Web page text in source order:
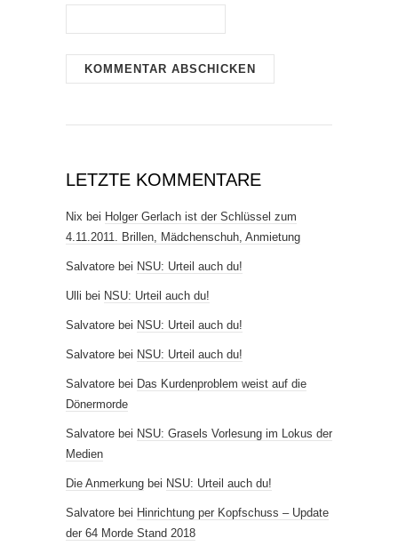
LETZTE KOMMENTARE
Nix bei Holger Gerlach ist der Schlüssel zum
4.11.2011. Brillen, Mädchenschuh, Anmietung
Salvatore bei NSU: Urteil auch du!
Ulli bei NSU: Urteil auch du!
Salvatore bei NSU: Urteil auch du!
Salvatore bei NSU: Urteil auch du!
Salvatore bei Das Kurdenproblem weist auf die
Dönermorde
Salvatore bei NSU: Grasels Vorlesung im Lokus der
Medien
Die Anmerkung bei NSU: Urteil auch du!
Salvatore bei Hinrichtung per Kopfschuss – Update
der 64 Morde Stand 2018